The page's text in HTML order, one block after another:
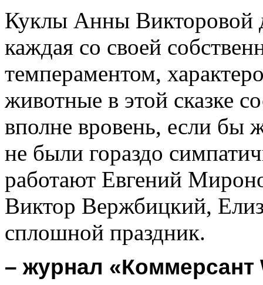
Куклы Анны Викторовой
каждая со своей
темпераментом,
животные в этой сказке
вполне вровень, если бы
не были гораздо
работают Евгений
Виктор Вержбицкий,
сплошной праздник.
– журнал «Коммерсант